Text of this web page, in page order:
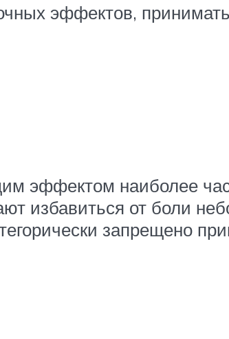
эффектов,
эффектом наиболее
избавиться от боли
запрещено